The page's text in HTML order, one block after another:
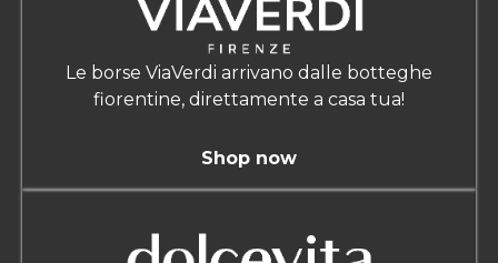
Le borse ViaVerdi arrivano dalle botteghe
fiorentine, direttamente a casa tua!
Shop now